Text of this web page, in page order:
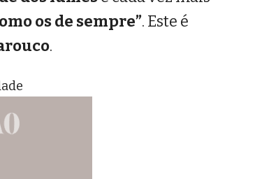
os de sempre”. Este é
.